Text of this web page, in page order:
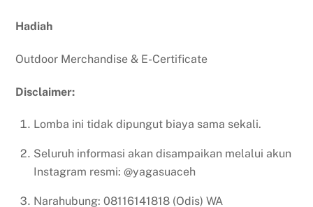
Hadiah
Outdoor Merchandise & E-Certificate
Disclaimer:
Lomba ini tidak dipungut biaya sama sekali.
Seluruh informasi akan disampaikan melalui akun
Instagram resmi: @yagasuaceh
Narahubung: 08116141818 (Odis) WA